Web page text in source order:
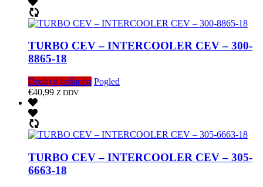
TURBO CEV – INTERCOOLER CEV – 300-
8865-18
Dodaj v košarico Pogled
€40,99 Z DDV
TURBO CEV – INTERCOOLER CEV – 305-
6663-18